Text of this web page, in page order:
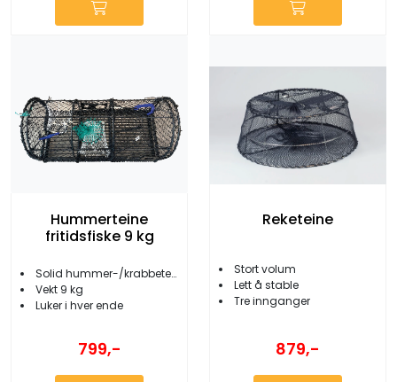
Hummerteine
fritidsfiske 9 kg
Solid hummer-/krabbeteine
Vekt 9 kg
Luker i hver ende
799,-
Reketeine
Stort volum
Lett å stable
Tre innganger
879,-